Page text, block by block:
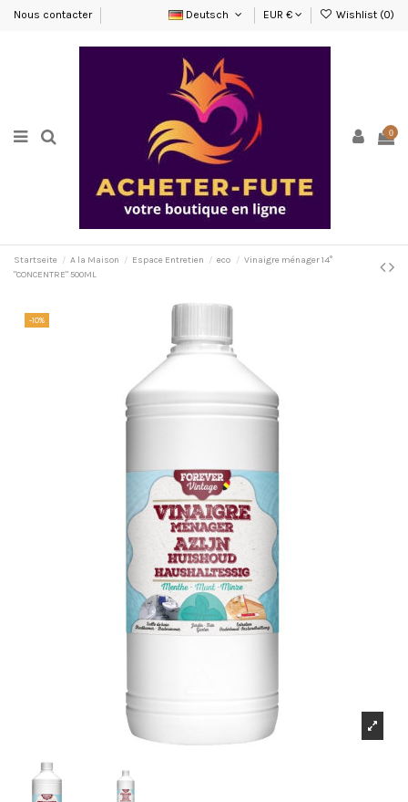
Nous contacter Deutsch EUR € Wishlist (0)
0
Startseite A la Maison Espace Entretien eco
Vinaigre ménager 14°
"CONCENTRE" 500ML
-10%